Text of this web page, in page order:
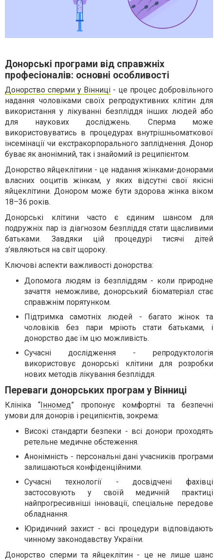
Донорські програми від справжніх
професіоналів: основні особливості
Донорство сперми у Вінниці - це процес добровільного
надання чоловіками своїх репродуктивних клітин для
використання у лікуванні безпліддя інших людей або
для наукових досліджень. Сперма може
використовуватись в процедурах внутрішньоматкової
інсемінації чи екстракорпорального запліднення. Донор
буває як анонімний, так і знайомий із реципієнтом.
Донорство яйцеклітини - це надання жінками-донорами
власних ооцитів жінкам, у яких відсутні свої якісні
яйцеклітини. Донором може бути здорова жінка віком
18–36 років.
Донорські клітини часто є єдиним шансом для
подружніх пар із діагнозом безпліддя стати щасливими
батьками. Завдяки цій процедурі тисячі дітей
з’являються на світ щороку.
Ключові аспекти важливості донорства:
Допомога людям із безпліддям - коли природне
зачаття неможливе, донорський біоматеріал стає
справжнім порятунком.
Підтримка самотніх людей - багато жінок та
чоловіків без пари мріють стати батьками, і
донорство дає їм цю можливість.
Сучасні дослідження - репродуктологія
використовує донорські клітини для розробки
нових методів лікування безпліддя.
Переваги донорських програм у Вінниці
Клініка “Інномед” пропонує комфортні та безпечні
умови для донорів і реципієнтів, зокрема:
Високі стандарти безпеки - всі донори проходять
ретельне медичне обстеження.
Анонімність - персональні дані учасників програми
залишаються конфіденційними.
Сучасні технології - досвідчені фахівці
застосовують у своїй медичній практиці
найпрогресивніші інновації, спеціальне передове
обладнання.
Юридичний захист - всі процедури відповідають
чинному законодавству України.
Донорство сперми та яйцеклітин - це не лише шанс